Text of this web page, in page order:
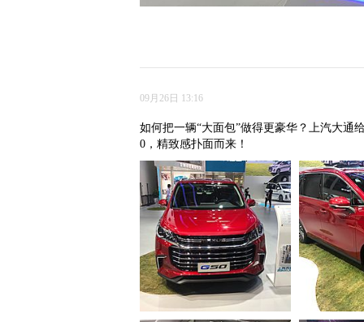
09月26日 13:16
如何把一辆“大面包”做得更豪华？上汽大通
0，精致感扑面而来！